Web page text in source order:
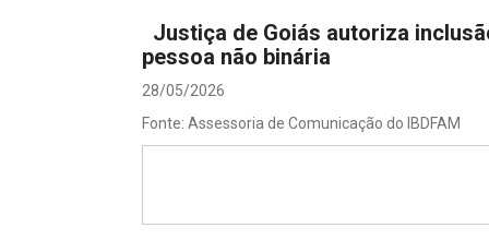
Processos - IBDFAM
Projetos do IBDFAM
Justiça de Goiás autoriza
pessoa não binária
28/05/2026
Fonte: Assessoria de Comunicação do IBDFAM